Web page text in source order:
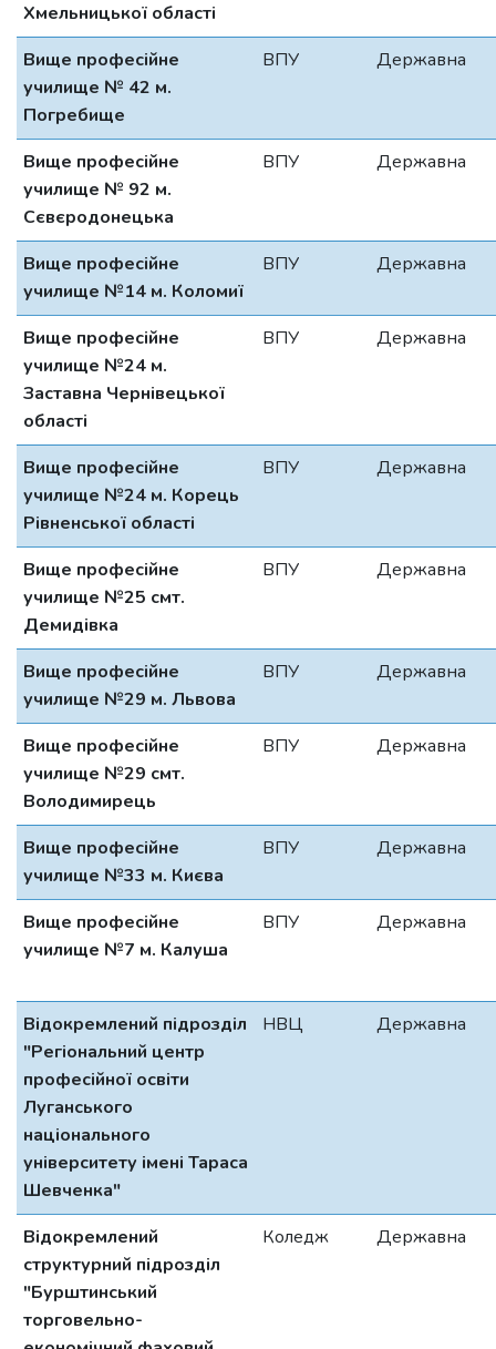
Хмельницької області
Вище професійне
училище № 42 м.
Погребище
ВПУ Державна
Вище професійне
училище № 92 м.
Сєвєродонецька
ВПУ Державна
Вище професійне
училище №14 м. Коломиї
ВПУ Державна
Вище професійне
училище №24 м.
Заставна Чернівецької
області
ВПУ Державна
Вище професійне
училище №24 м. Корець
Рівненської області
ВПУ Державна
Вище професійне
училище №25 смт.
Демидівка
ВПУ Державна
Вище професійне
училище №29 м. Львова
ВПУ Державна
Вище професійне
училище №29 смт.
Володимирець
ВПУ Державна
Вище професійне
училище №33 м. Києва
ВПУ Державна
Вище професійне
училище №7 м. Калуша
ВПУ Державна
Відокремлений підрозділ
"Регіональний центр
професійної освіти
Луганського
національного
університету імені Тараса
Шевченка"
НВЦ Державна
Відокремлений
структурний підрозділ
"Бурштинський
торговельно-
Коледж Державна